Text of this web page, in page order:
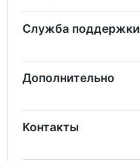
Служба поддержки
Дополнительно
Контакты